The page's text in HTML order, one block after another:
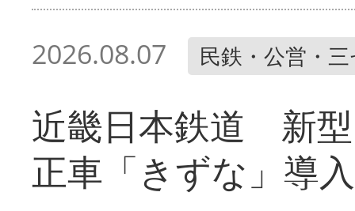
2026.08.07 民鉄・公営・
近畿日本鉄道 新
正車「きずな」導入